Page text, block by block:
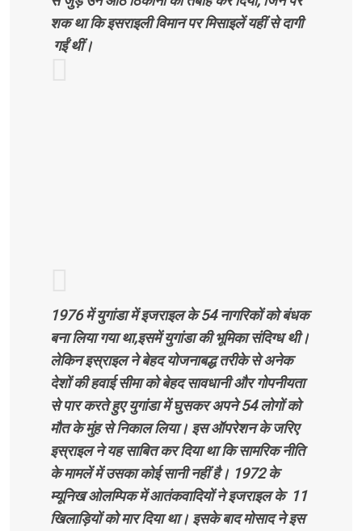
शक था कि इसराइली विमान पर मिसाइलें यहीं से दागी
गईं थीं।
1976 में युगांडा में इजराइल के 54 नागरिकों को बंधक
बना लिया गया था,इसमें युगांडा की भूमिका संदिग्ध थी।
लेकिन इस्राइल ने बेहद योजनाबद्ध तरीके से अनेक
देशों की हवाई सीमा को बेहद सावधानी और गोपनीयता
से पार करते हुए युगांडा में घुसकर अपने 54 लोगों को
मौत के मुंह से निकाल लिया। इस ऑपरेशन के जरिए
इस्राइल ने यह साबित कर दिया था कि सामरिक नीति
के मामलें में उसका कोई सानी नहीं है। 1972 के
म्यूनिख ओलम्पिक में आतंकवादियों ने इजराइल के 11
खिलाड़ियों को मार दिया था। इसके बाद मोसाद ने इस